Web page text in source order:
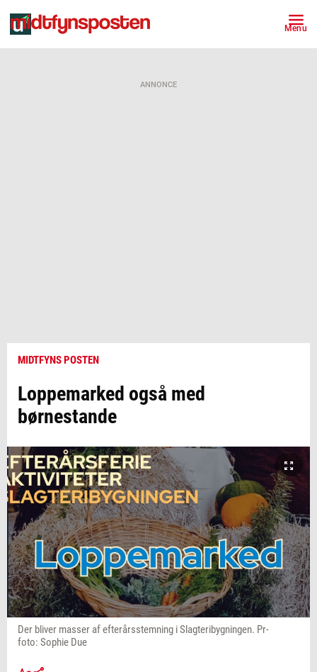
Menu
ANNONCE
MIDTFYNS POSTEN
Loppemarked også med
børnestande
Der bliver masser af efterårsstemning i Slagteribygningen. Pr-
foto: Sophie Due